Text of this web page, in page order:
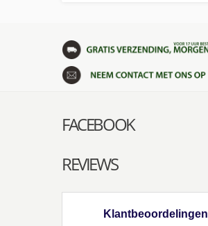
FACEBOOK
REVIEWS
Klantbeoordelingen